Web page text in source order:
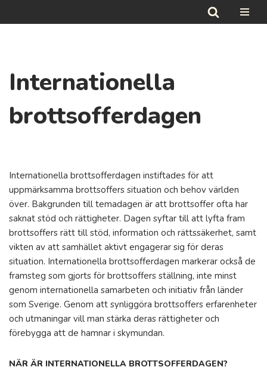
Internationella
brottsofferdagen
Internationella brottsofferdagen instiftades för att
uppmärksamma brottsoffers situation och behov världen
över. Bakgrunden till temadagen är att brottsoffer ofta har
saknat stöd och rättigheter. Dagen syftar till att lyfta fram
brottsoffers rätt till stöd, information och rättssäkerhet, samt
vikten av att samhället aktivt engagerar sig för deras
situation. Internationella brottsofferdagen markerar också de
framsteg som gjorts för brottsoffers ställning, inte minst
genom internationella samarbeten och initiativ från länder
som Sverige. Genom att synliggöra brottsoffers erfarenheter
och utmaningar vill man stärka deras rättigheter och
förebygga att de hamnar i skymundan.
NÄR ÄR INTERNATIONELLA BROTTSOFFERDAGEN?